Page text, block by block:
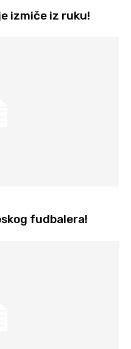
izmiče iz ruku!
fudbalera!